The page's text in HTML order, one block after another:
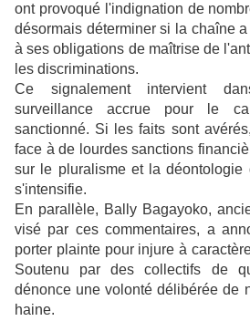
ont provoqué l'indignation de
désormais déterminer si la chaîne
à ses obligations de maîtrise de
les discriminations.
Ce signalement intervient
surveillance accrue pour le
sanctionné. Si les faits sont
face à de lourdes sanctions
sur le pluralisme et la déontologie
s'intensifie.
En parallèle, Bally Bagayoko,
visé par ces commentaires, a
porter plainte pour injure à
Soutenu par des collectifs de
dénonce une volonté délibérée de
haine.